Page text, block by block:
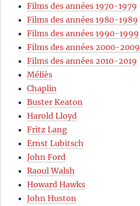
Films des années 1970-1979
Films des années 1980-1989
Films des années 1990-1999
Films des années 2000-2009
Films des années 2010-2019
Méliès
Chaplin
Buster Keaton
Harold Lloyd
Fritz Lang
Ernst Lubitsch
John Ford
Raoul Walsh
Howard Hawks
John Huston